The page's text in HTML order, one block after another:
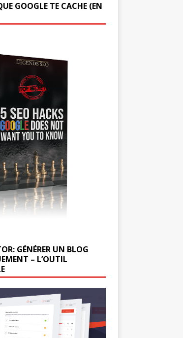
GOOGLE TE CACHE (EN
GÉNÉRER UN BLOG
– L’OUTIL